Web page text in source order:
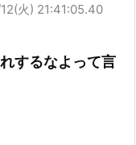
火) 21:41:05.40
するなよって言